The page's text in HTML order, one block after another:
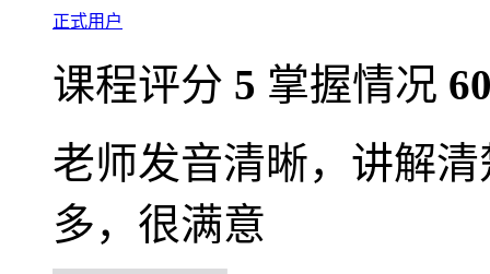
正式用户
课程评分 5 掌握情况
老师发音清晰，讲解
多，很满意